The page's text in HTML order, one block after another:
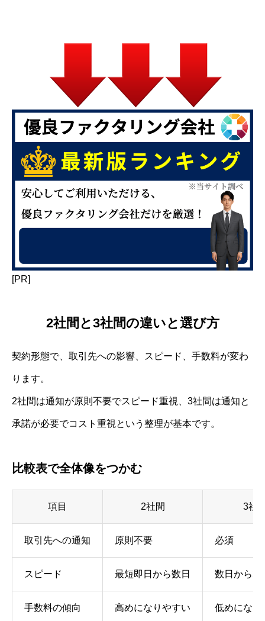
[PR]
2社間と3社間の違いと選び方
契約形態で、取引先への影響、スピード、手数料が変わ
ります。
2社間は通知が原則不要でスピード重視、3社間は通知と
承諾が必要でコスト重視という整理が基本です。
比較表で全体像をつかむ
項目 2社間 3社
取引先への通知 原則不要 必須
スピード 最短即日から数日 数日から2
手数料の傾向 高めになりやすい 低めになり